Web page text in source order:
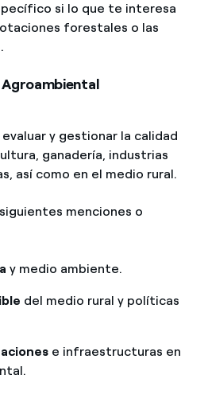
si lo que te interesa
forestales o las
Agroambiental
y gestionar la calidad
ganadería, industrias
así como en el medio rural.
menciones o
y medio ambiente.
del medio rural y políticas
e infraestructuras en